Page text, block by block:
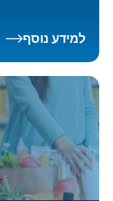
למידע נוסף